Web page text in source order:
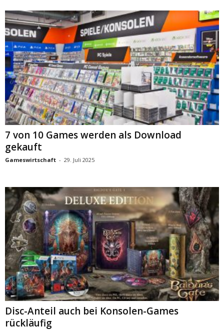
7 von 10 Games werden als Download
gekauft
Gameswirtschaft - 29. Juli 2025
Disc-Anteil auch bei Konsolen-Games
rückläufig